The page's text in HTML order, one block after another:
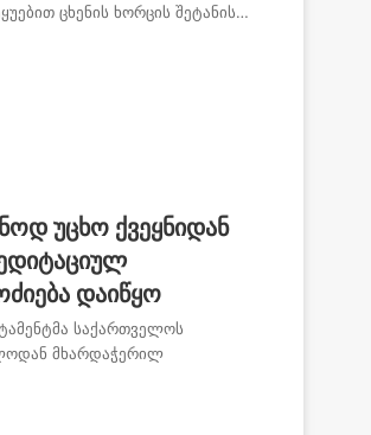
ცხენის ხორცის შეტანის…
უცხო ქვეყნიდან
დაიწყო
საქართველოს
მხარდაჭერილ